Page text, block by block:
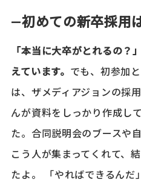
―初めての新卒採用
「本当に大卒がとれるの？
えています。 でも、初参加
は、ザメディアジョンの採
んが資料をしっかり作成し
た。合同説明会のブースや
こう人が集まってくれて、
たよ。 「やればできるんだ